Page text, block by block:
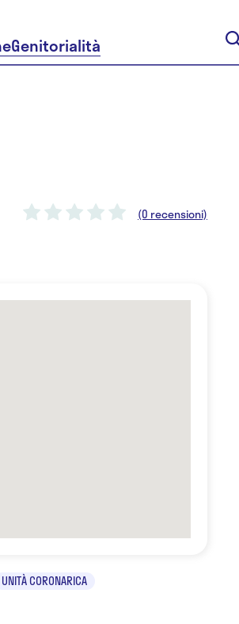
Genitorialità
(0 recensioni)
UNITÀ CORONARICA